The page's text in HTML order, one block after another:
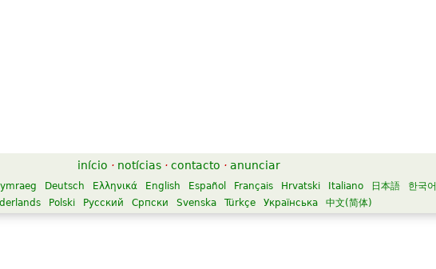
início · notícias · contacto · anunciar
Deutsch Ελληνικά English Español Français Hrvatski Italiano 日本語
한국어
Polski Русский Српски Svenska Türkçe Українська 中文(简体)